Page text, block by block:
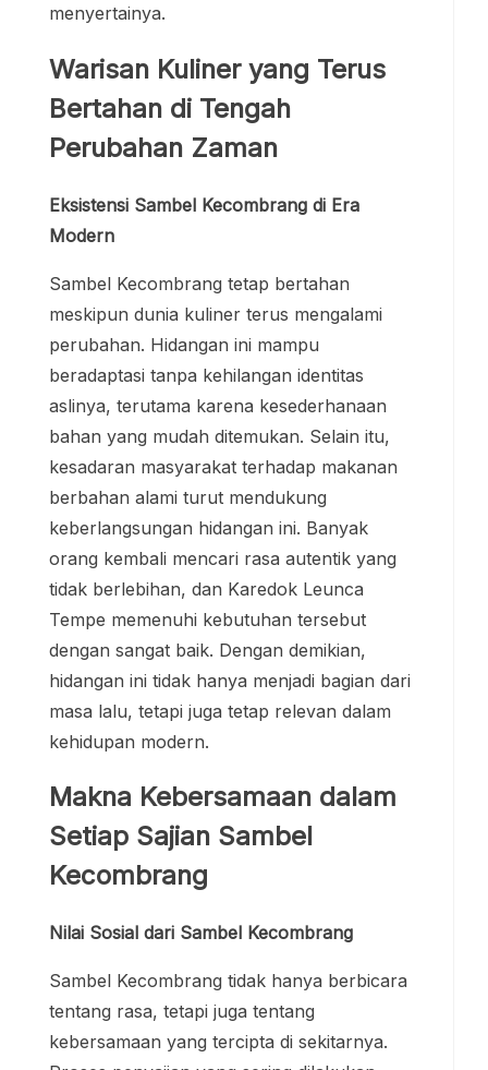
menyertainya.
Warisan Kuliner yang Terus
Bertahan di Tengah
Perubahan Zaman
Eksistensi Sambel Kecombrang di Era
Modern
Sambel Kecombrang tetap bertahan
meskipun dunia kuliner terus mengalami
perubahan. Hidangan ini mampu
beradaptasi tanpa kehilangan identitas
aslinya, terutama karena kesederhanaan
bahan yang mudah ditemukan. Selain itu,
kesadaran masyarakat terhadap makanan
berbahan alami turut mendukung
keberlangsungan hidangan ini. Banyak
orang kembali mencari rasa autentik yang
tidak berlebihan, dan Karedok Leunca
Tempe memenuhi kebutuhan tersebut
dengan sangat baik. Dengan demikian,
hidangan ini tidak hanya menjadi bagian dari
masa lalu, tetapi juga tetap relevan dalam
kehidupan modern.
Makna Kebersamaan dalam
Setiap Sajian Sambel
Kecombrang
Nilai Sosial dari Sambel Kecombrang
Sambel Kecombrang tidak hanya berbicara
tentang rasa, tetapi juga tentang
kebersamaan yang tercipta di sekitarnya.